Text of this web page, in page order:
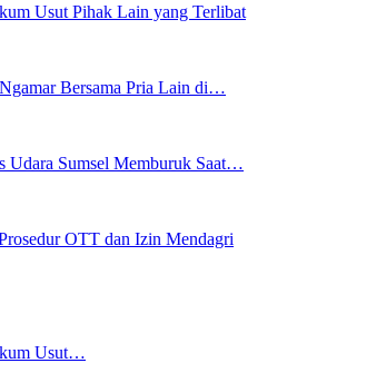
Usut Pihak Lain yang Terlibat
Bersama Pria Lain di…
Udara Sumsel Memburuk Saat…
OTT dan Izin Mendagri
Usut…